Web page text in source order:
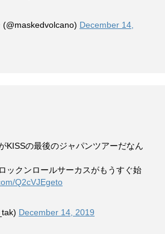
December 14,
KISSの最後のジャパンツアーだなん
ックンロールサーカスがもうすぐ始
Q2cVJEgeto
December 14, 2019